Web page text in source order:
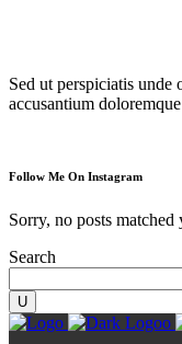
Sed ut perspiciatis unde
accusantium
Follow Me On Instagram
Sorry, no posts matched
Search